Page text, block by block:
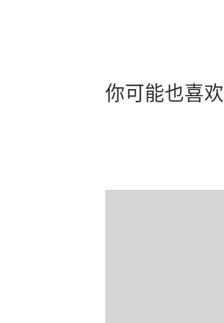
你可能也喜欢